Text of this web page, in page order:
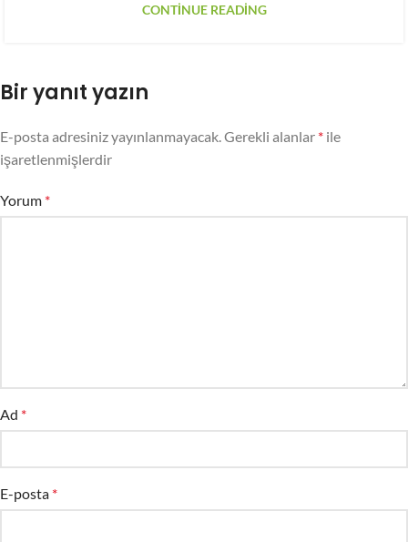
CONTINUE READING
Bir yanıt yazın
E-posta adresiniz yayınlanmayacak. Gerekli alanlar * ile
işaretlenmişlerdir
Yorum *
Ad *
E-posta *